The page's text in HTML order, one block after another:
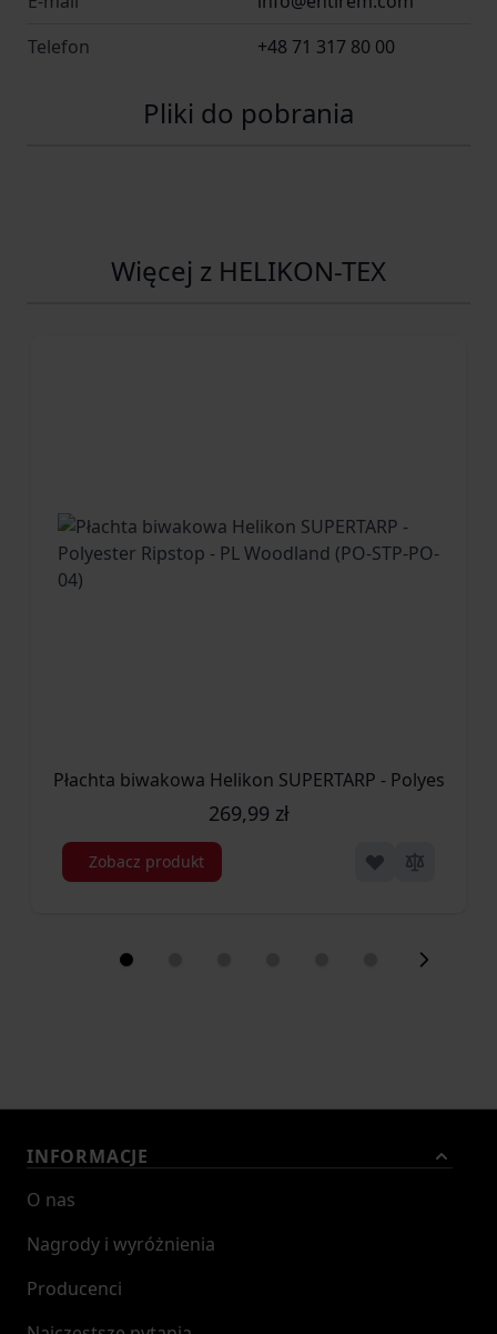
Telefon
+48 71 317 80 00
Pliki do pobrania
Więcej z HELIKON-TEX
Płachta biwakowa Helikon SUPERTARP - Polyester
269,99 zł
Zobacz produkt
INFORMACJE
O nas
Nagrody i wyróżnienia
Producenci